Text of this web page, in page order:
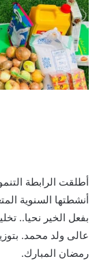
أطلقت الرابطة
بفعل الخير نحيا..
عالى ولد محمد.
رمضان المبارك.